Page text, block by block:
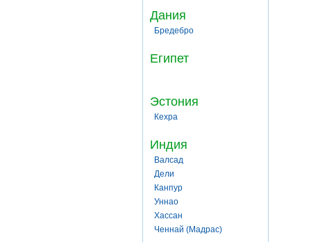
Дания
Бредебро
Египет
Эстония
Кехра
Индия
Валсад
Дели
Канпур
Уннао
Хассан
Ченнай (Мадрас)